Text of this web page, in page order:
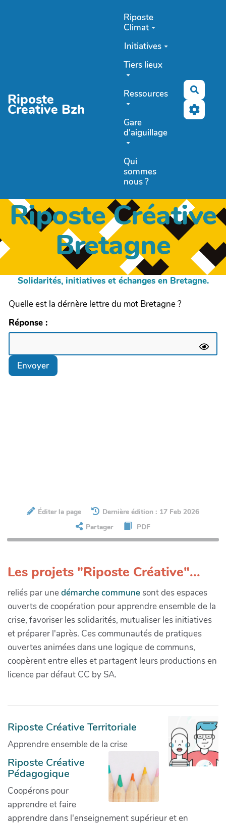
Riposte
Creative Bzh
Riposte
Climat
Initiatives
Tiers lieux
Ressources
Gare
d'aiguillage
Qui
sommes
nous ?
Riposte Créative
Bretagne
Solidarités, initiatives et échanges en Bretagne.
Quelle est la dérnère lettre du mot Bretagne ?
Réponse :
Envoyer
Éditer la page
Dernière édition : 17 Feb 2026
Partager
PDF